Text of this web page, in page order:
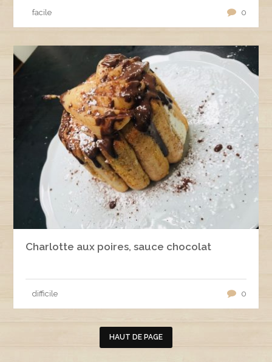
facile 0
Charlotte aux poires, sauce chocolat
difficile 0
HAUT DE PAGE